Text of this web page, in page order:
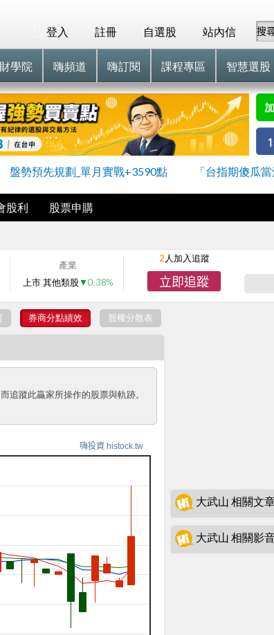
站內信
自選股
註冊
登入
學院 嗨頻道 嗨訂閱 課程專區 智慧選股
盤勢預先規劃_單月實戰+3590點 「台指期傻瓜
股利 股票申購
產業
上市 其他類股▼0.38%
2 人加入追蹤
立即追蹤
券商分點績效 股權分散表
追蹤此贏家所操作的股票與軌跡。
嗨投資 histock.tw
大武山 相關文
大武山 相關影